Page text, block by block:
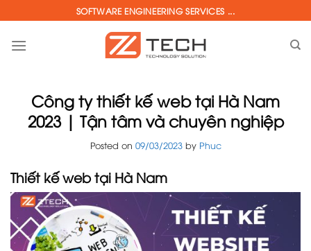
to
content
SOFTWARE ENGINEERING SERVICES ...
Công ty thiết kế web tại Hà Nam
2023 | Tận tâm và chuyên nghiệp
Posted on 09/03/2023by Phuc
Thiết kế web tại Hà Nam